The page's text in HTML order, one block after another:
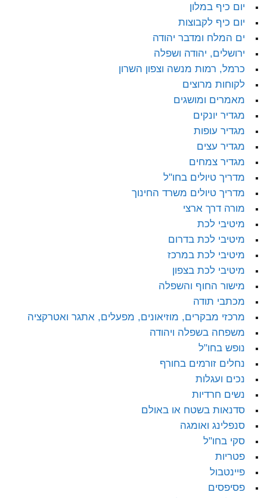
יום כיף במלון
יום כיף לקבוצות
ים המלח ומדבר יהודה
ירושלים, יהודה ושפלה
כרמל, רמות מנשה וצפון השרון
לקוחות מרוצים
מאמרים ומושגים
מגדיר יונקים
מגדיר עופות
מגדיר עצים
מגדיר צמחים
מדריך טיולים בחו"ל
מדריך טיולים משרד החינוך
מורה דרך ארצי
מיטיבי לכת
מיטיבי לכת בדרום
מיטיבי לכת במרכז
מיטיבי לכת בצפון
מישור החוף והשפלה
מכתבי תודה
מרכזי מבקרים, מוזיאונים, מפעלים, אתגר ואטרקציה
משפחה בשפלה ויהודה
נופש בחו"ל
נחלים זורמים בחורף
נכים ועגלות
נשים חרדיות
סדנאות בשטח או באולם
סנפלינג ואומגה
סקי בחו"ל
פטריות
פיינטבול
פסיפסים